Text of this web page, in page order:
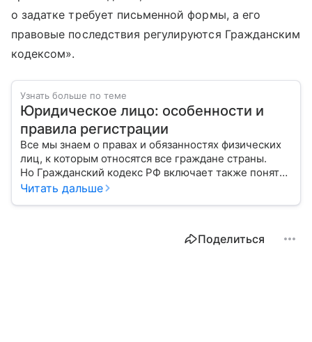
о задатке требует письменной формы, а его
правовые последствия регулируются Гражданским
кодексом».
Узнать больше по теме
Юридическое лицо: особенности и
правила регистрации
Все мы знаем о правах и обязанностях физических
лиц, к которым относятся все граждане страны.
Но Гражданский кодекс РФ включает также понятие
«юридическое лицо». Расскажем о регистрации
Читать дальше
Поделиться